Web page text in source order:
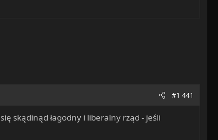
#1 441
skądinąd łagodny i liberalny rząd - jeśli